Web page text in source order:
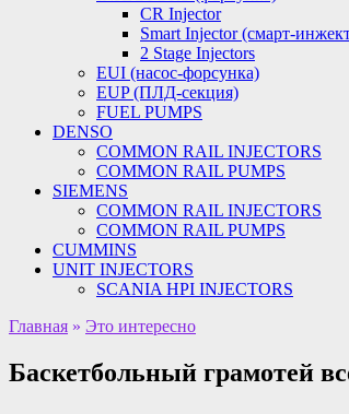
CR Injector
Smart Injector (смарт-
2 Stage Injectors
EUI (насос-форсунка)
EUP (ПЛД-секция)
FUEL PUMPS
DENSO
COMMON RAIL INJECTORS
COMMON RAIL PUMPS
SIEMENS
COMMON RAIL INJECTORS
COMMON RAIL PUMPS
CUMMINS
UNIT INJECTORS
SCANIA HPI INJECTORS
Главная » Это интересно
Баскетбольный грамотей